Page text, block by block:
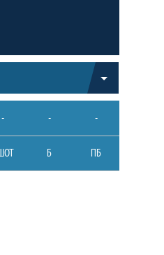
- - -
Б ПБ